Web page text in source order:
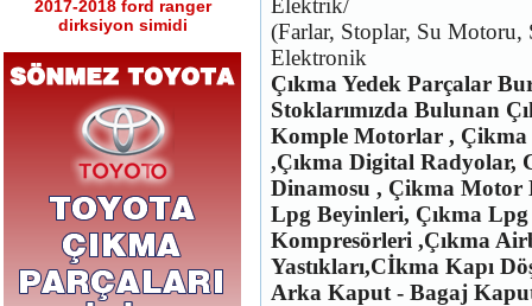
2017-2018 ford ranger
dirksiyon simidi
sol tabla
2017-2018 ford ranger sağ
sol tabla
Ürün Kodu : 2017-2018 ford ranger arka
Elektrik/
(Farlar, Stoplar, Su
Elektronik
Çıkma Yedek Parçalar
Stoklarımızda Bulunan
Komple Motorlar ,
,Çıkma Digital Radyolar,
Dinamosu , Çikma Motor
Lpg Beyinleri, Çıkma
Kompresörleri ,Çıkma
Yastıkları,Cİkma Kapı
Arka Kaput - Bagaj